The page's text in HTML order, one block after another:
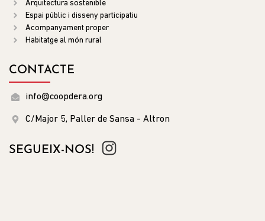
Arquitectura sostenible
Espai públic i disseny participatiu
Acompanyament proper
Habitatge al món rural
CONTACTE
info@coopdera.org
C/Major 5, Paller de Sansa - Altron
SEGUEIX-NOS!